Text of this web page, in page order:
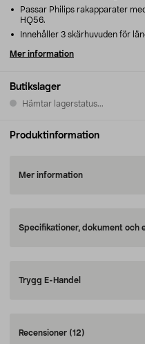
Butikslager
Hämtar lagerstatus...
Passar Philips rakapparater
HQ56.
Innehåller 3 skärhuvuden för
Mer information
Produktinformation
Mer information
Specifikationer, dokument och
Trygg E-Handel
Recensioner (12)